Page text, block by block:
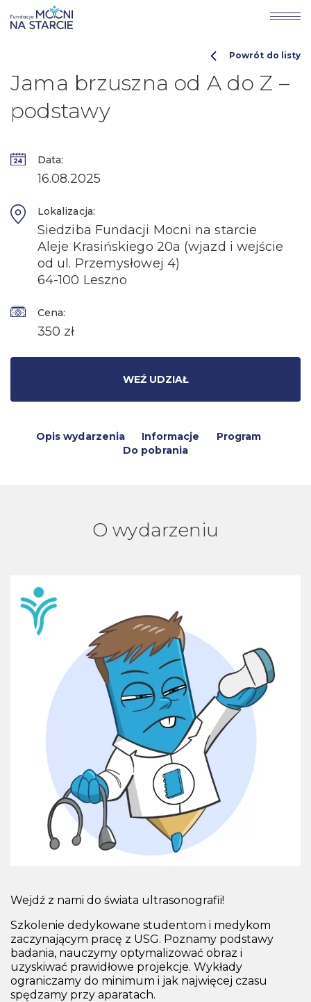
Jama brzuszna od A do Z –
podstawy
Powrót do listy
Data:
16.08.2025
Lokalizacja:
Siedziba Fundacji Mocni na starcie
Aleje Krasińskiego 20a (wjazd i wejście
od ul. Przemysłowej 4)
64-100 Leszno
Cena:
350 zł
WEŹ UDZIAŁ
Opis wydarzenia Informacje
Program
Do pobrania
O wydarzeniu
Wejdź z nami do świata ultrasonografii!
Szkolenie dedykowane studentom i medykom
zaczynającym pracę z USG. Poznamy podstawy
badania, nauczymy optymalizować obraz i
uzyskiwać prawidłowe projekcje. Wykłady
ograniczamy do minimum i jak najwięcej czasu
spędzamy przy aparatach.